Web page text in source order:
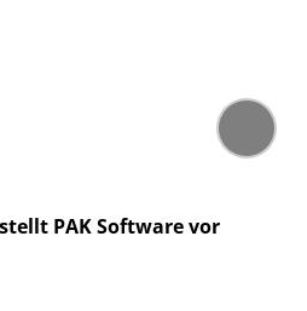
PAK Software vor